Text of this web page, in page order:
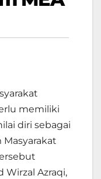
memiliki
diri sebagai
Wirzal Azraqi,